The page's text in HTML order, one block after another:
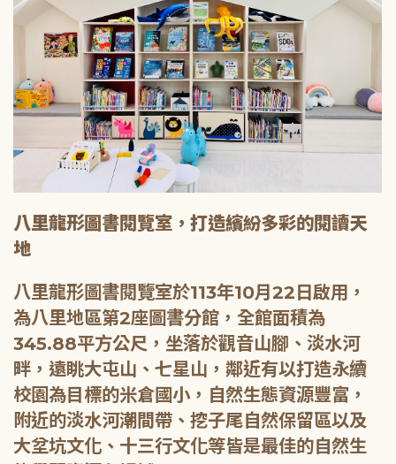
八里龍形圖書閱覽室，打造繽紛多彩的閱讀天
地
八里龍形圖書閱覽室於113年10月22日啟用，
為八里地區第2座圖書分館，全館面積為
345.88平方公尺，坐落於觀音山腳、淡水河
畔，遠眺大屯山、七星山，鄰近有以打造永續
校園為目標的米倉國小，自然生態資源豐富，
附近的淡水河潮間帶、挖子尾自然保留區以及
大坌坑文化、十三行文化等皆是最佳的自然生